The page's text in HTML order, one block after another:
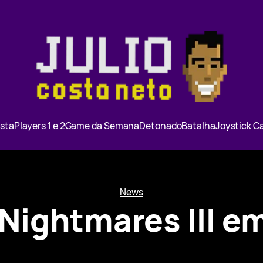
Players 1 e 2Game da SemanaDetonadoBatalhaJoystick
News
III